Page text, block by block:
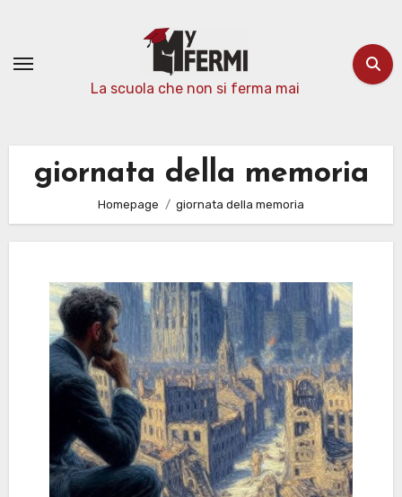
contenuto
La scuola che non si ferma mai
giornata della memoria
Homepage giornata della memoria